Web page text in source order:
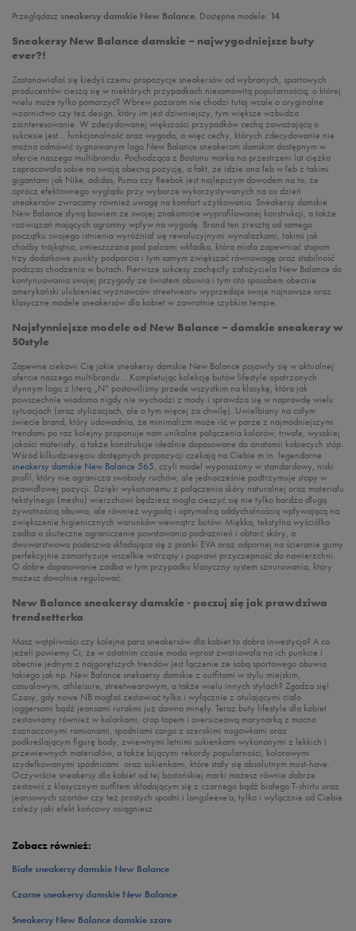
Przeglądasz sneakersy damskie New Balance. Dostępne modele: 14
Sneakersy New Balance damskie – najwygodniejsze buty
ever?!
Zastanawiałaś się kiedyś czemu propozycje sneakersów od wybranych, sportowych
producentów cieszą się w niektórych przypadkach niesamowitą popularnością, o której
wielu może tylko pomarzyć? Wbrew pozorom nie chodzi tutaj wcale o oryginalne
wzornictwo czy też design, który im jest dziwniejszy, tym większe wzbudza
zainteresowanie. W zdecydowanej większości przypadków cechą zaważającą o
sukcesie jest… funkcjonalność oraz wygoda, a więc cechy, których zdecydowanie nie
można odmówić sygnowanym logo New Balance sneakerom damskim dostępnym w
ofercie naszego multibrandu. Pochodząca z Bostonu marka na przestrzeni lat ciężko
zapracowała sobie na swoją obecną pozycję, a fakt, że idzie ona łeb w łeb z takimi
gigantami jak Nike, adidas, Puma czy Reebok jest najlepszym dowodem na to, że
oprócz efektownego wyglądu przy wyborze wykorzystywanych na co dzień
sneakersów zwracamy również uwagę na komfort użytkowania. Sneakersy damskie
New Balance słyną bowiem ze swojej znakomicie wyprofilowanej konstrukcji, a także
rozwiązań mających ogromny wpływ na wygodę. Brand ten zresztą od samego
początku swojego istnienia wyróżniał się rewolucyjnymi wynalazkami, takimi jak
choćby trójkątna, umieszczana pod palcami wkładka, która miała zapewniać stopom
trzy dodatkowe punkty podparcia i tym samym zwiększać równowagę oraz stabilność
podczas chodzenia w butach. Pierwsze sukcesy zachęciły założyciela New Balance do
kontynuowania swojej przygody ze światem obuwia i tym oto sposobem obecnie
amerykański ulubieniec wyznawców streetwearu wyprzedaje swoje najnowsze oraz
klasyczne modele sneakersów dla kobiet w zawrotnie szybkim tempie.
Najsłynniejsze modele od New Balance – damskie sneakersy w
50style
Zapewne ciekawi Cię jakie sneakersy damskie New Balance pojawiły się w aktualnej
ofercie naszego multibrandu… Kompletując kolekcję butów lifestyle opatrzonych
słynnym logo z literą „N” postawiliśmy przede wszystkim na klasykę, która jak
powszechnie wiadomo nigdy nie wychodzi z mody i sprawdza się w naprawdę wielu
sytuacjach (oraz stylizacjach, ale o tym więcej za chwilę). Uwielbiany na całym
świecie brand, który udowadnia, że minimalizm może iść w parze z najmodniejszymi
trendami po raz kolejny proponuje nam unikalne połączenia kolorów, trwałe, wysokiej
jakości materiały, a także konstrukcje idealnie dopasowane do anatomii kobiecych stóp.
Wśród kilkudziesięciu dostępnych propozycji czekają na Ciebie m.in. legendarne
sneakersy damskie New Balance 565, czyli model wyposażony w standardowy, niski
profil, który nie ogranicza swobody ruchów, ale jednocześnie podtrzymuje stopy w
prawidłowej pozycji. Dzięki wykonanemu z połączenia skóry naturalnej oraz materiału
tekstylnego (meshu) wierzchowi będziesz mogła cieszyć się nie tylko bardzo długą
żywotnością obuwia, ale również wygodą i optymalną oddychalnością wpływającą na
zwiększenie higienicznych warunków wewnątrz butów. Miękka, tekstylna wyściółka
zadba o skuteczne ograniczenie powstawania podrażnień i obtarć skóry, a
dwuwarstwowa podeszwa składająca się z pianki EVA oraz odpornej na ścieranie gumy
perfekcyjnie zamortyzuje wszelkie wstrząsy i poprawi przyczepność do nawierzchni.
O dobre dopasowanie zadba w tym przypadku klasyczny system sznurowania, który
możesz dowolnie regulować.
New Balance sneakersy damskie - poczuj się jak prawdziwa
trendsetterka
Masz wątpliwości czy kolejna para sneakersów dla kobiet to dobra inwestycja? A co
jeżeli powiemy Ci, że w ostatnim czasie moda wprost zwariowała na ich punkcie i
obecnie jednym z najgorętszych trendów jest łączenie ze sobą sportowego obuwia
takiego jak np. New Balance snekaersy damskie z outfitami w stylu miejskim,
casualowym, athleisure, streetwearowym, a także wielu innych stylach? Zgadza się!
Czasy, gdy nowe NB mogłaś zestawiać tylko i wyłącznie z otulającymi ciało
joggersami bądź jeansami rurakmi już dawno minęły. Teraz buty lifestyle dla kobiet
zestawiamy również w kolarkami, crop topem i oversizeową marynarką z mocno
zaznaczonymi ramionami, spodniami cargo z szerokimi nogawkami oraz
podkreślającym figurę body, zwiewnymi letnimi sukienkami wykonanymi z lekkich i
przewiewnych materiałów, a także bijącymi rekordy popularności, kolorowymi
szydełkowanymi spódnicami oraz sukienkami, które stały się absolutnym must-have.
Oczywiście sneakersy dla kobiet od tej bostońskiej marki możesz równie dobrze
zestawić z klasycznym outfitem składającym się z czarnego bądź białego T-shirtu oraz
jeansowych szortów czy też prostych spodni i longsleeve’a, tylko i wyłącznie od Ciebie
zależy jaki efekt końcowy osiągniesz.
Zobacz również:
Białe sneakersy damskie New Balance
Czarne sneakersy damskie New Balance
Sneakersy New Balance damskie szare